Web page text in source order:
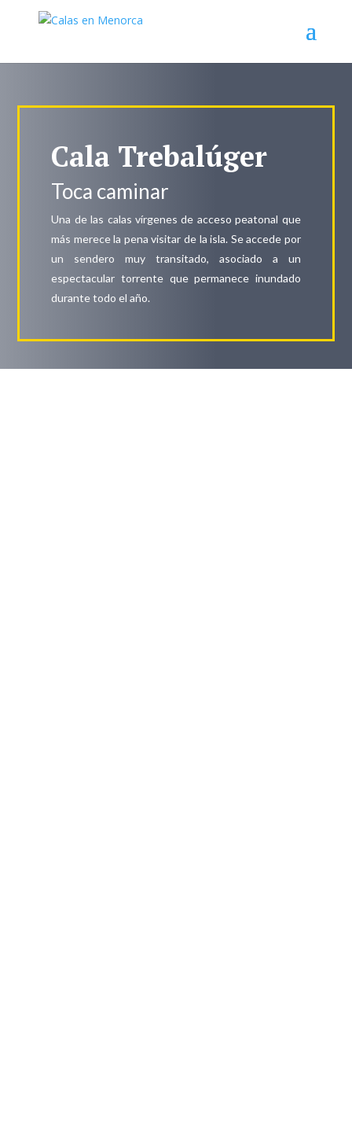
Cala Trebalúger
Toca caminar
Una de las calas vírgenes de acceso peatonal que
más merece la pena visitar de la isla. Se accede por
un sendero muy transitado, asociado a un
espectacular torrente que permanece inundado
durante todo el año.